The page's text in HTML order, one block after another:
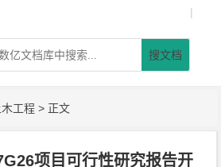
|
搜文档
木工程 > 正文
项目可行性研究报告开